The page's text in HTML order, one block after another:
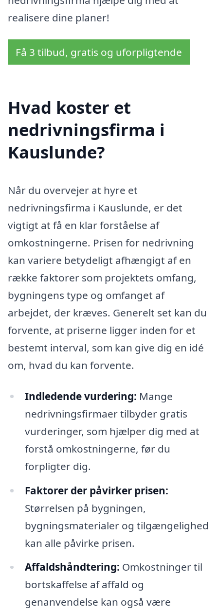
realisere dine planer!
Få 3 tilbud, gratis og uforpligtende
Hvad koster et
nedrivningsfirma i
Kauslunde?
Når du overvejer at hyre et
nedrivningsfirma i Kauslunde, er det
vigtigt at få en klar forståelse af
omkostningerne. Prisen for nedrivning
kan variere betydeligt afhængigt af en
række faktorer som projektets omfang,
bygningens type og omfanget af
arbejdet, der kræves. Generelt set kan du
forvente, at priserne ligger inden for et
bestemt interval, som kan give dig en idé
om, hvad du kan forvente.
Indledende vurdering: Mange
nedrivningsfirmaer tilbyder gratis
vurderinger, som hjælper dig med at
forstå omkostningerne, før du
forpligter dig.
Faktorer der påvirker prisen:
Størrelsen på bygningen,
bygningsmaterialer og tilgængelighed
kan alle påvirke prisen.
Affaldshåndtering: Omkostninger til
bortskaffelse af affald og
genanvendelse kan også være